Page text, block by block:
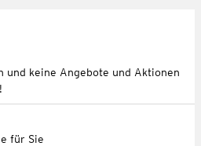
und keine Angebote und Aktionen
für Sie